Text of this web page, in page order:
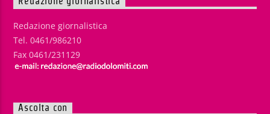
Redazione giornalistica
Tel. 0461/986210
Fax 0461/231129
Ascolta con